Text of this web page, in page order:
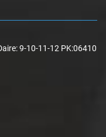
9-10-11-12 PK:06410